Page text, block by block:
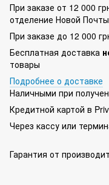
При заказе от 12 000
отделение Новой
При заказе до 12 000
Бесплатная доставка
товары
Подробнее о доставке
Наличными при
Кредитной картой в
Через кассу или
Гарантия от